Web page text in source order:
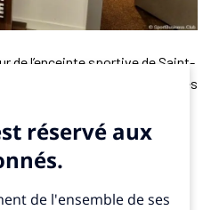
de l’enceinte sportive de Saint-
capacité de 12 à 40 invités, les
le concept de l’hospitalité
plusieurs milliers de
VIP partagent des salons
clientes de ces